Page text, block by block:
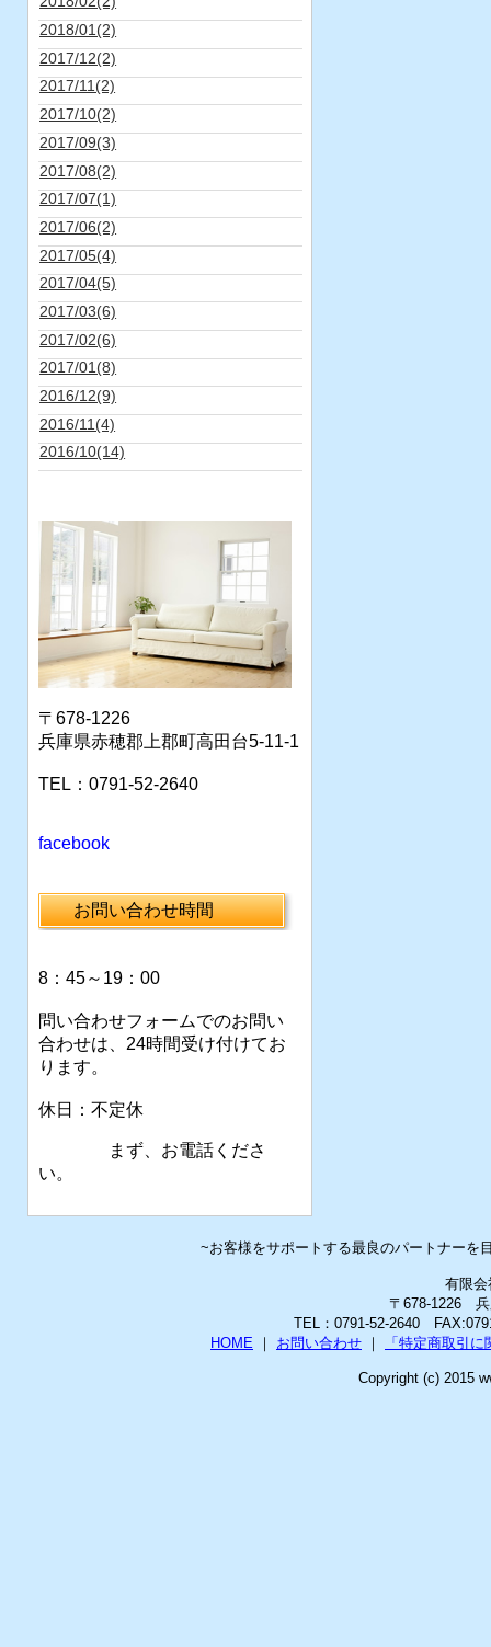
2018/01(2)
2017/12(2)
2017/11(2)
2017/10(2)
2017/09(3)
2017/08(2)
2017/07(1)
2017/06(2)
2017/05(4)
2017/04(5)
2017/03(6)
2017/02(6)
2017/01(8)
2016/12(9)
2016/11(4)
2016/10(14)
〒678-1226
兵庫県赤穂郡上郡町高田台5-11-1
TEL：0791-52-2640
facebook
お問い合わせ時間
8：45～19：00
問い合わせフォームでのお問い
合わせは、24時間受け付けてお
ります。
休日：不定休
まず、お電話くださ
い。
~お客様をサポートする最良のパートナーを
有限
〒678-1226 兵
TEL：0791-52-2640
HOME ｜ お問い合わせ ｜ 「特定商取引
Copyright (c) 2015